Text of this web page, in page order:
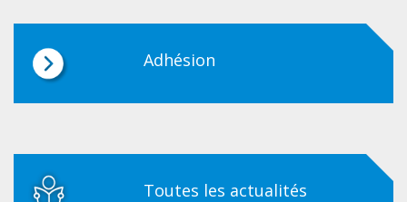
Adhésion
Toutes les actualités